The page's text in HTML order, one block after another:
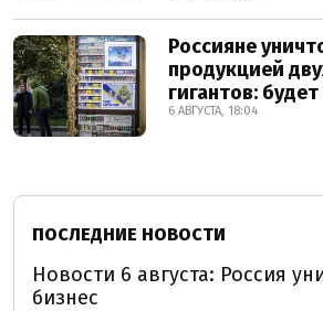
Россияне
продукцией
гигантов:
6 АВГУСТА, 18:04
ПОСЛЕДНИЕ НОВОСТИ
Новости 6 августа: Россия
бизнес